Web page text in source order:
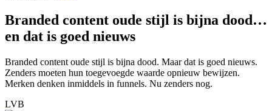
Branded content oude stijl is bijna dood…
en dat is goed nieuws
Branded content oude stijl is bijna dood. Maar dat is goed nieuws.
Zenders moeten hun toegevoegde waarde opnieuw bewijzen.
Merken denken inmiddels in funnels. Nu zenders nog.
LVB